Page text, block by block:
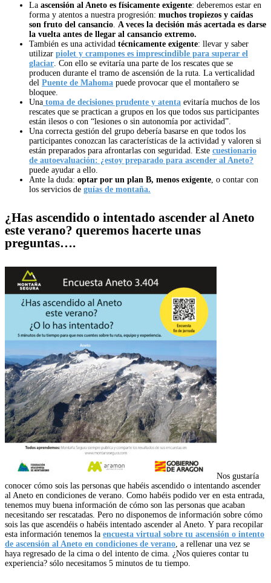
La ascensión al Aneto es físicamente exigente: deberemos estar en
forma y atentos a nuestra progresión: muchos tropiezos y caídas
son fruto del cansancio. A veces la decisión más acertada es darse
la vuelta antes de llegar al cansancio extremo.
También es una actividad técnicamente exigente: llevar y saber
utilizar piolet y crampones es imprescindible para superar el
glaciar. Con ello se evitaría una parte de los rescates que se
producen durante el tramo de ascensión de la ruta. La verticalidad
del Puente de Mahoma puede provocar que el montañero se
bloquee.
Una toma de decisiones prudente y atenta evitaría muchos de los
rescates que se practican a grupos en los que todos sus participantes
están ilesos o con “lesiones o sin autonomía por actividad”.
Una correcta gestión del grupo debería basarse en que todos los
participantes conozcan las características de la actividad y valoren si
están preparados para afrontarlas con seguridad. Este cuestionario
de autoevaluación: ¿estoy preparado para ascender al Aneto?
puede ayudar a ello.
Ante la duda: optar por un plan B, menos exigente, o contar con
los servicios de guías de montaña.
¿Has ascendido o intentado ascender al Aneto
este verano? queremos hacerte unas
preguntas….
Nos gustaría
conocer cómo sois las personas que habéis ascendido o intentando ascender
al Aneto en condiciones de verano. Como habéis podido ver en esta entrada,
tenemos muy buena información de cómo son las personas que acaban
necesitando ser rescatadas. Pero no disponemos de información sobre cómo
sois las que ascendéis o habéis intentado ascender al Aneto. Y para recopilar
esta información tenemos la encuesta virtual sobre tu ascensión o intento
de ascensión al Aneto en condiciones de verano , a rellenar una vez se
haya regresado de la cima o del intento de cima. ¿Nos quieres contar tu
experiencia? sólo necesitamos 5 minutos de tu tiempo.